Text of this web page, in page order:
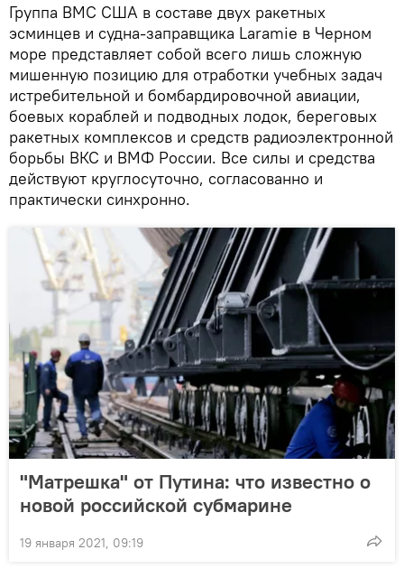
Группа ВМС США в составе двух ракетных
эсминцев и судна-заправщика Laramie в Черном
море представляет собой всего лишь сложную
мишенную позицию для отработки учебных задач
истребительной и бомбардировочной авиации,
боевых кораблей и подводных лодок, береговых
ракетных комплексов и средств радиоэлектронной
борьбы ВКС и ВМФ России. Все силы и средства
действуют круглосуточно, согласованно и
практически синхронно.
"Матрешка" от Путина: что известно о
новой российской субмарине
19 января 2021, 09:19